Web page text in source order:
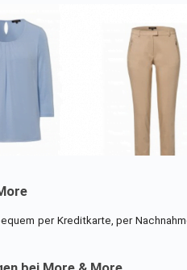
per Kreditkarte, per